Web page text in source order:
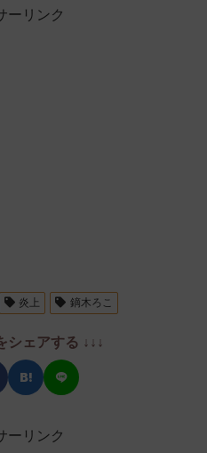
ーリンク
炎上 鏑木ろこ
シェアする ↓↓↓
ーリンク